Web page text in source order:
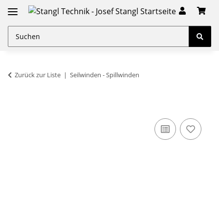
Zurück zur Liste Seilwinden - Spillwinden